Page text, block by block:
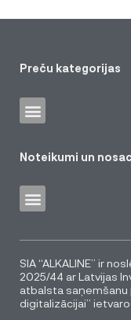
Preču kategorijas
Noteikumi un
SIA “ALKALINE” ir
2025/44 ar Latvijas
atbalsta saņemšanu
digitalizācijai”